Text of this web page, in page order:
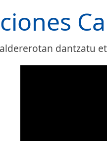
dantzatu